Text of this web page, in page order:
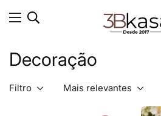
Decoração
Filtro Mais relevantes